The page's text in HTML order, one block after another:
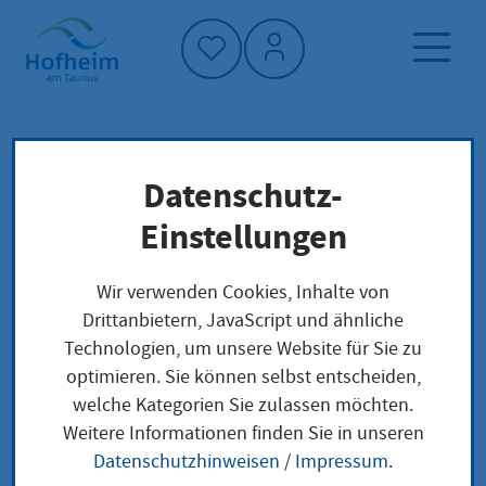
Startseite"
Dienstleistung-Finder
Lokale Anliegen
Lagerfeuer Genehmigung beantragen
Lagerfeuer
Genehmigung
beantragen
Datenschutz-
Einstellungen
Wir verwenden Cookies, Inhalte von
Drittanbietern, JavaScript und ähnliche
Technologien, um unsere Website für Sie zu
optimieren. Sie können selbst entscheiden,
welche Kategorien Sie zulassen möchten.
Weitere Informationen finden Sie in unseren
Datenschutzhinweisen / Impressum.